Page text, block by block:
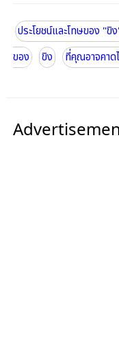
ประโยชน์และโทษของ "
ของ
ขิง ที่คุณอาจคาด